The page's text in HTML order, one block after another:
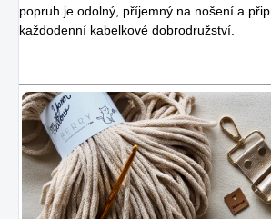
popruh je odolný, příjemný na nošení a
každodenní kabelkové dobrodružství.